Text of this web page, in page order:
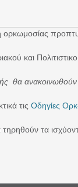
ορκωμοσίας
και
θα ανακοινωθούν
τις Οδηγίες
τηρηθούν τα